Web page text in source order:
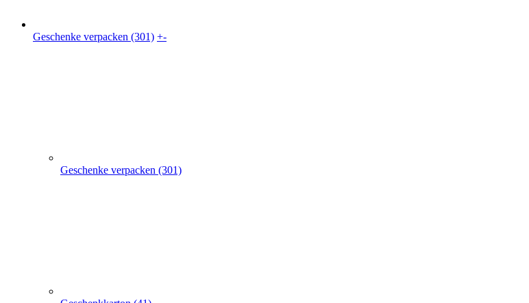
Geschenke verpacken (301) +-
Geschenke verpacken (301)